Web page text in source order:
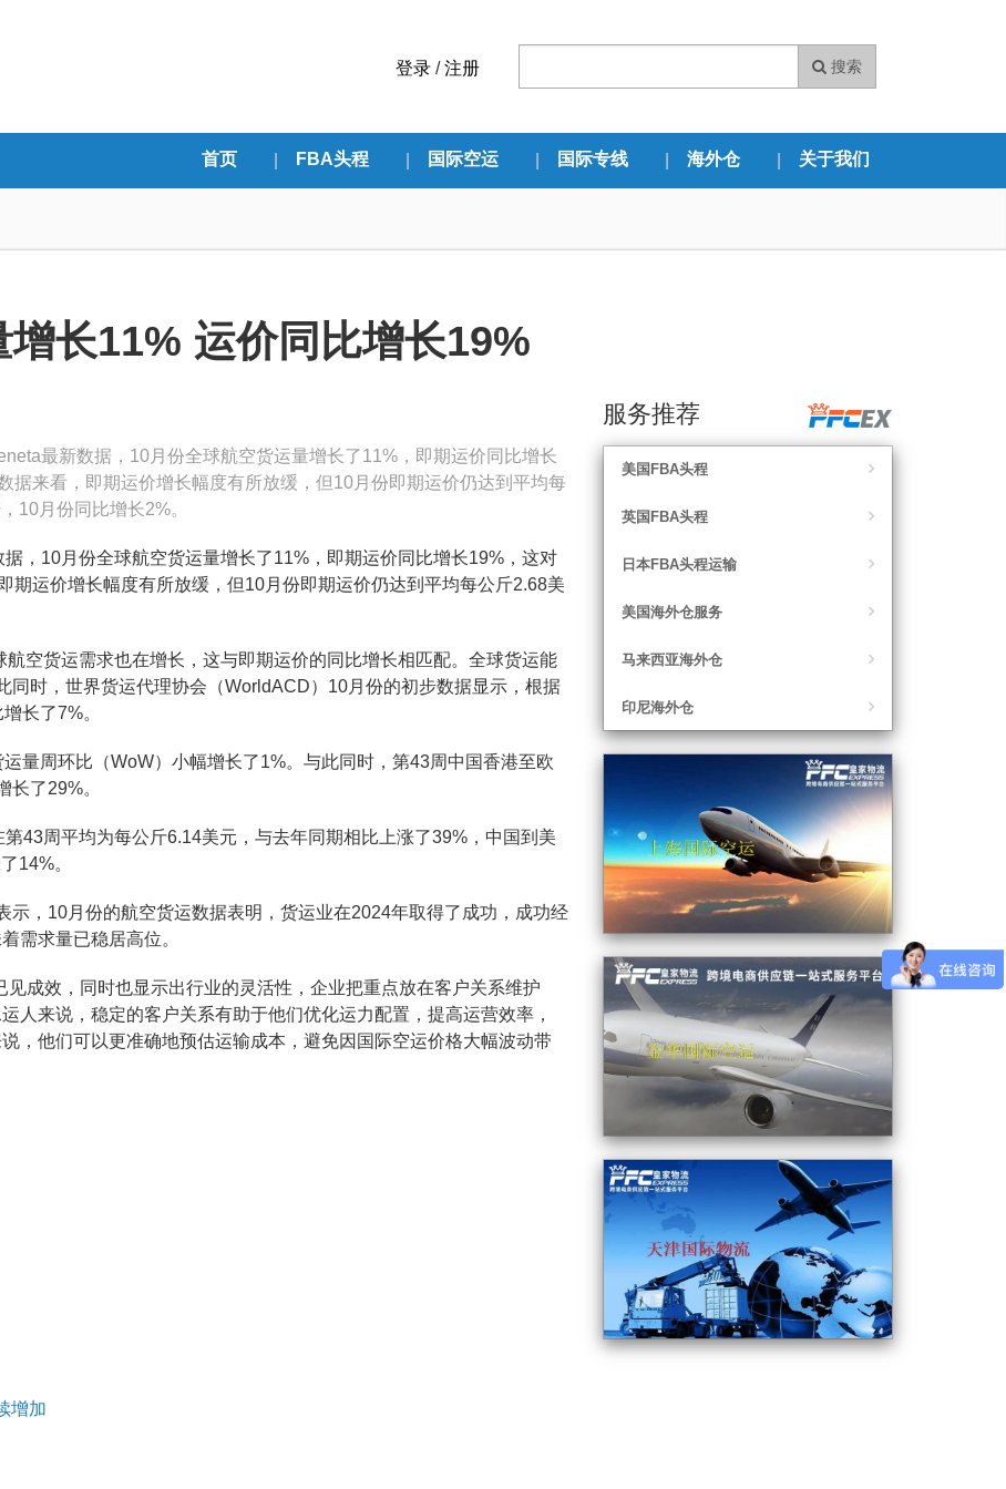
搜索
登录/注册
首页 FBA头程 国际空运 国际专线 海外仓 关于我们
长11% 运价同比增长19%
最新数据，10月份全球航空货运量增长了11%，即期运价同比增长
据来看，即期运价增长幅度有所放缓，但10月份即期运价仍达到平均每
10月份同比增长2%。
，10月份全球航空货运量增长了11%，即期运价同比增长19%，这对
期运价增长幅度有所放缓，但10月份即期运价仍达到平均每公斤2.68美
空货运需求也在增长，这与即期运价的同比增长相匹配。全球货运能
同时，世界货运代理协会（WorldACD）10月份的初步数据显示，根据
长了7%。
量周环比（WoW）小幅增长了1%。与此同时，第43周中国香港至欧
长了29%。
43周平均为每公斤6.14美元，与去年同期相比上涨了39%，中国到美
14%。
示，10月份的航空货运数据表明，货运业在2024年取得了成功，成功经
需求量已稳居高位。
成效，同时也显示出行业的灵活性，企业把重点放在客户关系维护
人来说，稳定的客户关系有助于他们优化运力配置，提高运营效率，
，他们可以更准确地预估运输成本，避免因国际空运价格大幅波动带
增加
服务推荐
美国FBA头程
英国FBA头程
日本FBA头程运输
美国海外仓服务
马来西亚海外仓
印尼海外仓